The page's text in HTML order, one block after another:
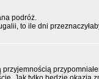
podróż.
to ile dni